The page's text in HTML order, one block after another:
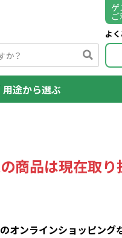
ゲ
よ
用途から選ぶ
商品は現在取り
ンラインショッピング